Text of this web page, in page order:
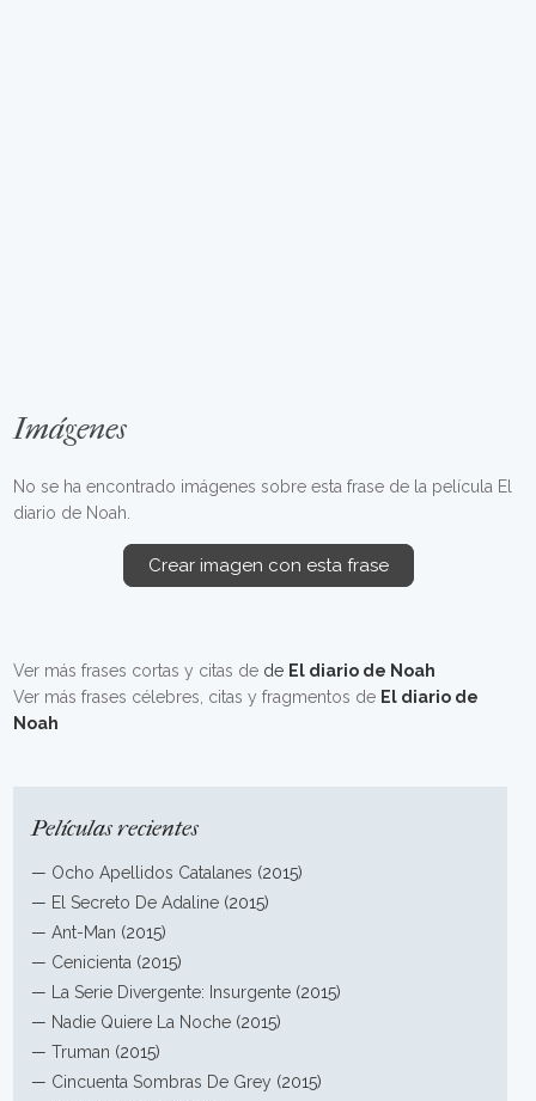
Imágenes
No se ha encontrado imágenes sobre esta frase de la película El
diario de Noah.
Crear imagen con esta frase
Ver más frases cortas y citas de de El diario de Noah
Ver más frases célebres, citas y fragmentos de El diario de
Noah
Películas recientes
— Ocho Apellidos Catalanes (2015)
— El Secreto De Adaline (2015)
—Ant-Man (2015)
— Cenicienta (2015)
—
La Serie Divergente: Insurgente (2015)
— Nadie Quiere La Noche (2015)
—Truman (2015)
— Cincuenta Sombras De Grey (2015)